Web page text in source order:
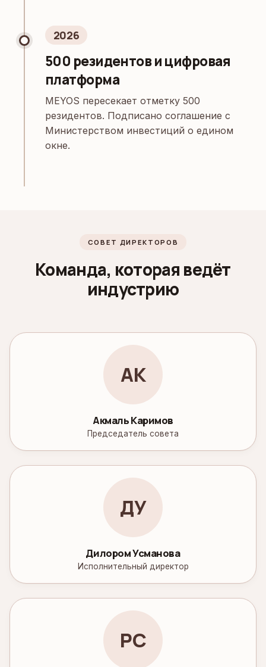
2026
500 резидентов и цифровая
платформа
MEYOS пересекает отметку 500
резидентов. Подписано соглашение с
Министерством инвестиций о едином
окне.
СОВЕТ ДИРЕКТОРОВ
Команда, которая ведёт
индустрию
АК
Акмаль Каримов
Председатель совета
ДУ
Дилором Усманова
Исполнительный директор
РС